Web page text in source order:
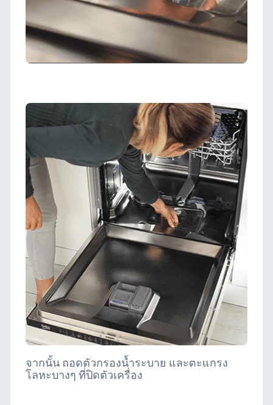
จากนั้น ถอดตัวกรองน้ำระบาย และตะแกรง
โลหะบางๆ ที่ปิดตัวเครื่อง